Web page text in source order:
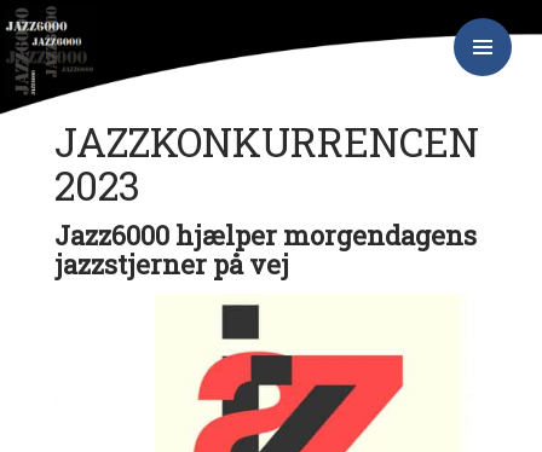
Hop
indhold
JAZZKONKURRENCEN
2023
Jazz6000 hjælper morgendagens
jazzstjerner på vej